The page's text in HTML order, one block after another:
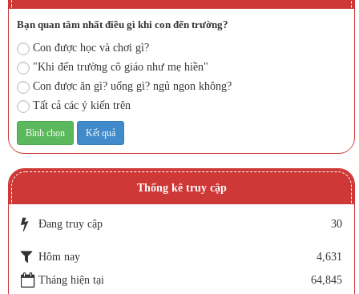
Bạn quan tâm nhất điều gì khi con đến trường?
Con được học và chơi gì?
"Khi đến trường cô giáo như mẹ hiền"
Con được ăn gì? uống gì? ngủ ngon không?
Tất cả các ý kiến trên
Thống kê truy cập
Đang truy cập 30
Hôm nay
4,631
Tháng hiện tại
64,845